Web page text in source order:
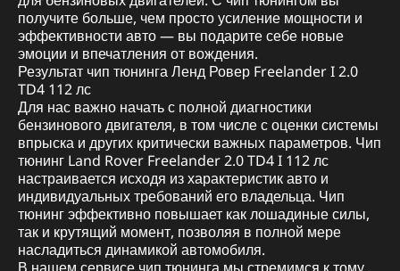
получите больше, чем просто усиление мощности и
эффективности авто — вы подарите себе новые
эмоции и впечатления от вождения.
Результат чип тюнинга Ленд Ровер Freelander I 2.0
TD4 112 лс
Для нас важно начать с полной диагностики
бензинового двигателя, в том числе с оценки системы
впрыска и других критически важных параметров. Чип
тюнинг Land Rover Freelander 2.0 TD4 I 112 лс
настраивается исходя из характеристик авто и
индивидуальных требований его владельца. Чип
тюнинг эффективно повышает как лошадиные силы,
так и крутящий момент, позволяя в полной мере
насладиться динамикой автомобиля.